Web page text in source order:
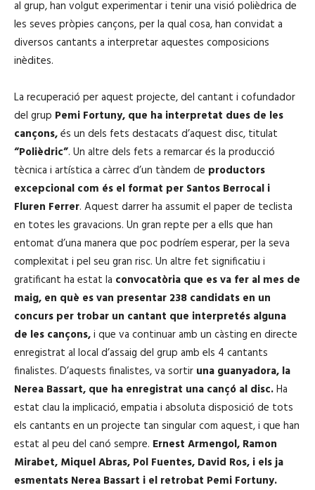
al grup, han volgut experimentar i tenir una visió polièdrica de
les seves pròpies cançons, per la qual cosa, han convidat a
diversos cantants a interpretar aquestes composicions
inèdites.
La recuperació per aquest projecte, del cantant i cofundador
del grup Pemi Fortuny, que ha interpretat dues de les
cançons,és un dels fets destacats d’aquest disc, titulat
“Polièdric”. Un altre dels fets a remarcar és la producció
tècnica i artística a càrrec d’un tàndem de productors
excepcional com és el format per Santos Berrocal i
Fluren Ferrer. Aquest darrer ha assumit el paper de teclista
en totes les gravacions. Un gran repte per a ells que han
entomat d’una manera que poc podríem esperar, per la seva
complexitat i pel seu gran risc. Un altre fet significatiu i
gratificant ha estat la convocatòria que es va fer al mes de
maig, en què es van presentar 238 candidats en un
concurs per trobar un cantant que interpretés alguna
de les cançons,i que va continuar amb un càsting en directe
enregistrat al local d’assaig del grup amb els 4 cantants
finalistes. D’aquests finalistes, va sortir una guanyadora, la
Nerea Bassart, que ha enregistrat una cançó al disc.Ha
estat clau la implicació, empatia i absoluta disposició de tots
els cantants en un projecte tan singular com aquest, i que han
estat al peu del canó sempre. Ernest Armengol, Ramon
Mirabet, Miquel Abras, Pol Fuentes, David Ros, i els ja
esmentats Nerea Bassart i el retrobat Pemi Fortuny.